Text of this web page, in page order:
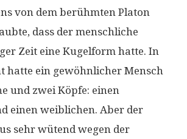
von dem berühmten Platon
dass der menschliche
Zeit eine Kugelform hatte. In
hatte ein gewöhnlicher Mensch
und zwei Köpfe: einen
einen weiblichen. Aber der
sehr wütend wegen der